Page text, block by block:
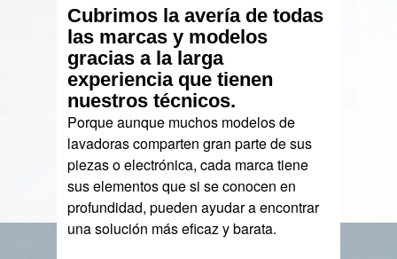
Cubrimos la avería de todas
las marcas y modelos
gracias a la larga
experiencia que tienen
nuestros técnicos.
Porque aunque muchos modelos de
lavadoras comparten gran parte de sus
piezas o electrónica, cada marca tiene
sus elementos que si se conocen en
profundidad, pueden ayudar a encontrar
una solución más eficaz y barata.